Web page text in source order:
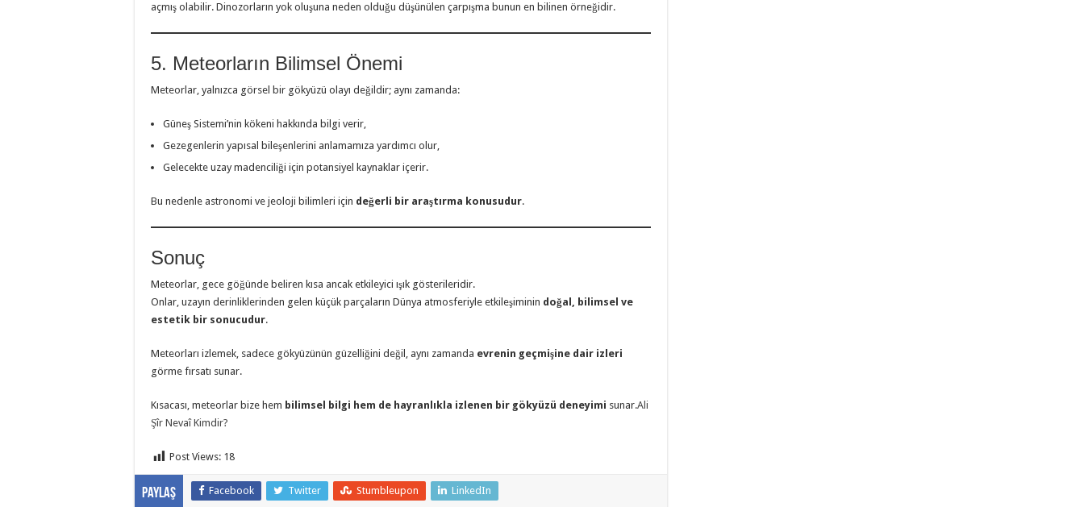
açmış olabilir. Dinozorların yok oluşuna neden olduğu düşünülen çarpışma bunun en bilinen örneğidir.
5. Meteorların Bilimsel Önemi
Meteorlar, yalnızca görsel bir gökyüzü olayı değildir; aynı zamanda:
Güneş Sistemi’nin kökeni hakkında bilgi verir,
Gezegenlerin yapısal bileşenlerini anlamamıza yardımcı olur,
Gelecekte uzay madenciliği için potansiyel kaynaklar içerir.
Bu nedenle astronomi ve jeoloji bilimleri için değerli bir araştırma konusudur.
Sonuç
Meteorlar, gece göğünde beliren kısa ancak etkileyici ışık gösterileridir.
Onlar, uzayın derinliklerinden gelen küçük parçaların Dünya atmosferiyle etkileşiminin doğal, bilimsel ve
estetik bir sonucudur.
Meteorları izlemek, sadece gökyüzünün güzelliğini değil, aynı zamanda evrenin geçmişine dair izleri
görme fırsatı sunar.
Kısacası, meteorlar bize hem bilimsel bilgi hem de hayranlıkla izlenen bir gökyüzü deneyimi sunar.Ali
Şîr Nevaî Kimdir?
Post Views: 18
Paylaş Facebook Twitter Stumbleupon LinkedIn